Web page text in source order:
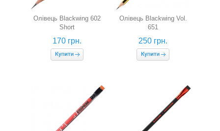
Олівець Blackwing 602
Short
170 грн.
Олівець Blackwing Vol.
651
250 грн.